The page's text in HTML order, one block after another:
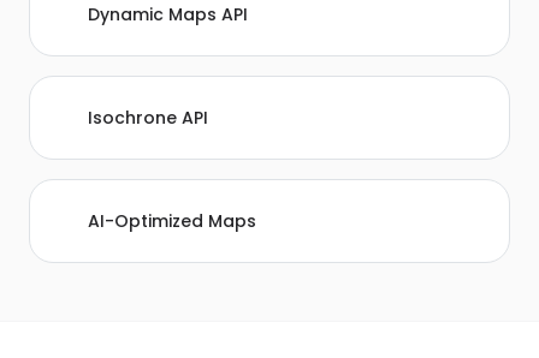
Dynamic Maps API
Isochrone API
AI-Optimized Maps